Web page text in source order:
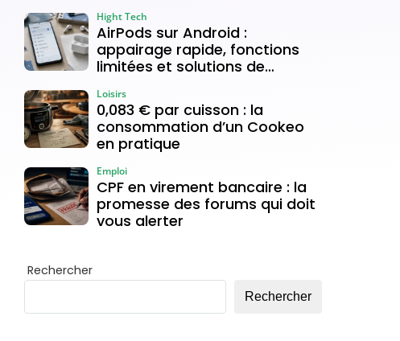
AirPods sur Android :
appairage rapide, fonctions
limitées et solutions de
Hight Tech
0,083 € par cuisson : la
consommation d’un Cookeo
en pratique
Loisirs
CPF en virement bancaire : la
promesse des forums qui doit
vous alerter
Emploi
Rechercher
Rechercher